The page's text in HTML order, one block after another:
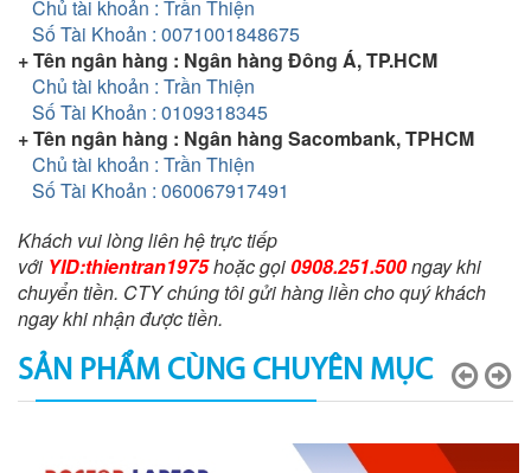
Chủ tài khoản : Trần Thiện
Số Tài Khoản : 0071001848675
+ Tên ngân hàng : Ngân hàng Đông Á, TP.HCM
Chủ tài khoản : Trần Thiện
Số Tài Khoản : 0109318345
+ Tên ngân hàng : Ngân hàng Sacombank, TPHCM
Chủ tài khoản : Trần Thiện
Số Tài Khoản : 060067917491
Khách vui lòng liên hệ trực tiếp
với YID:thientran1975hoặc gọi0908.251.500ngay khi
chuyển tiền. CTY chúng tôi gửi hàng liền cho quý khách
ngay khi nhận được tiền.
SẢN PHẨM CÙNG CHUYÊN MỤC